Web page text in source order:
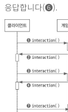
응답합니다(➏).